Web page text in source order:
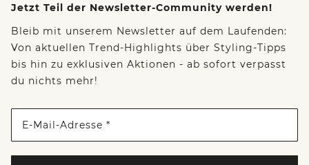
Jetzt Teil der Newsletter-Community werden!
Bleib mit unserem Newsletter auf dem Laufenden:
Von aktuellen Trend-Highlights über Styling-Tipps
bis hin zu exklusiven Aktionen - ab sofort verpasst
du nichts mehr!
E-Mail-Adresse *